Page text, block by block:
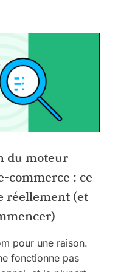
du moteur
commerce : ce
réellement (et
pour une raison.
fonctionne pas